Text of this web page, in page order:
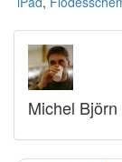
Michel Björn